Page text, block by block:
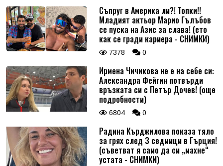
Съпруг в Америка ли?! Топки!!
Младият актьор Марио Гълъбов
се пуска на Азис за слава! (ето
как се гради кариера - СНИМКИ)
7378 0
Ирмена Чичикова не е на себе си:
Александра Фейгин потвърди
връзката си с Петър Дочев! (още
подробности)
6804 0
Радина Кърджилова показа тяло
за грях след 3 седмици в Гърция!
(съветват я само да си „махне“
устата - СНИМКИ)